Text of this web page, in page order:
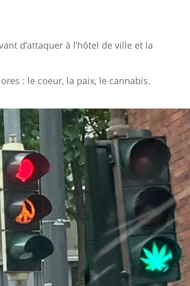
d’attaquer à l’hôtel de ville et la
: le coeur, la paix, le cannabis.